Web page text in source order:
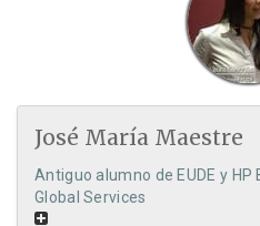
José María Maestre
Antiguo alumno de EUDE y
Global Services